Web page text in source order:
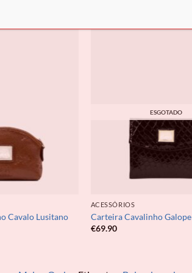
Cavalo Lusitano
ESGOTADO
ACESSÓRIOS
Carteira Cavalinho Galope
€69.90